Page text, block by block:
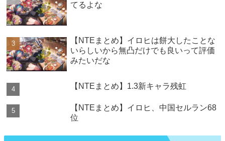
てるよな
【NTEまとめ】イロヒは餅大したことな
いらしいから無凸だけでも良いって評価
みたいだな
【NTEまとめ】1.3新キャラ残虹
【NTEまとめ】イロヒ、中国セルラン68
位